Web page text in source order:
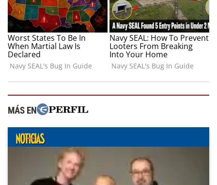
MÁS EN